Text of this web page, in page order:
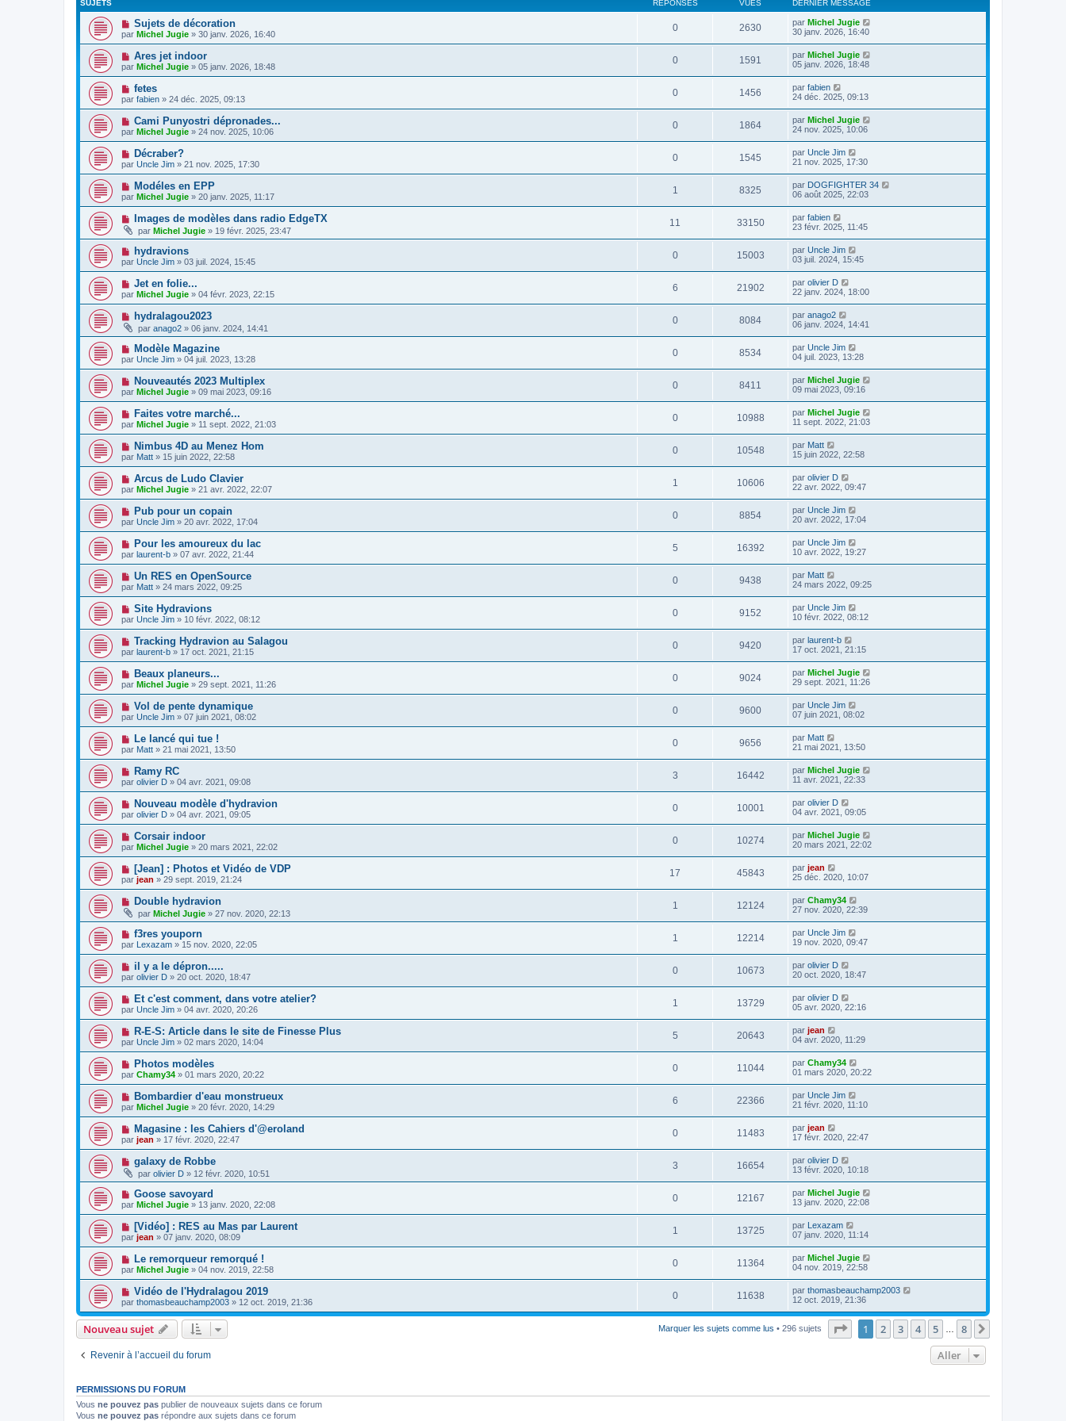
SUJETS RÉPONSES VUES DERNIER MESSAGE
Sujets de décoration
par Michel Jugie » 30 janv. 2026, 16:40
0 2630 par Michel Jugie
30 janv. 2026, 16:40
Ares jet indoor
par Michel Jugie » 05 janv. 2026, 18:48
0 1591 par Michel Jugie
05 janv. 2026, 18:48
fetes
par fabien » 24 déc. 2025, 09:13
0 1456 par fabien
24 déc. 2025, 09:13
Cami Punyostri dépronades...
par Michel Jugie » 24 nov. 2025, 10:06
0 1864 par Michel Jugie
24 nov. 2025, 10:06
Décraber?
par Uncle Jim » 21 nov. 2025, 17:30
0 1545 par Uncle Jim
21 nov. 2025, 17:30
Modéles en EPP
par Michel Jugie » 20 janv. 2025, 11:17
1 8325 par DOGFIGHTER 34
06 août 2025, 22:03
Images de modèles dans radio EdgeTX
par Michel Jugie » 19 févr. 2025, 23:47
11 33150 par fabien
23 févr. 2025, 11:45
hydravions
par Uncle Jim » 03 juil. 2024, 15:45
0 15003 par Uncle Jim
03 juil. 2024, 15:45
Jet en folie...
par Michel Jugie » 04 févr. 2023, 22:15
6 21902 par olivier D
22 janv. 2024, 18:00
hydralagou2023
par anago2 » 06 janv. 2024, 14:41
0 8084 par anago2
06 janv. 2024, 14:41
Modèle Magazine
par Uncle Jim » 04 juil. 2023, 13:28
0 8534 par Uncle Jim
04 juil. 2023, 13:28
Nouveautés 2023 Multiplex
par Michel Jugie » 09 mai 2023, 09:16
0 8411 par Michel Jugie
09 mai 2023, 09:16
Faites votre marché...
par Michel Jugie » 11 sept. 2022, 21:03
0 10988 par Michel Jugie
11 sept. 2022, 21:03
Nimbus 4D au Menez Hom
par Matt » 15 juin 2022, 22:58
0 10548 par Matt
15 juin 2022, 22:58
Arcus de Ludo Clavier
par Michel Jugie » 21 avr. 2022, 22:07
1 10606 par olivier D
22 avr. 2022, 09:47
Pub pour un copain
par Uncle Jim » 20 avr. 2022, 17:04
0 8854 par Uncle Jim
20 avr. 2022, 17:04
Pour les amoureux du lac
par laurent-b » 07 avr. 2022, 21:44
5 16392 par Uncle Jim
10 avr. 2022, 19:27
Un RES en OpenSource
par Matt » 24 mars 2022, 09:25
0 9438 par Matt
24 mars 2022, 09:25
Site Hydravions
par Uncle Jim » 10 févr. 2022, 08:12
0 9152 par Uncle Jim
10 févr. 2022, 08:12
Tracking Hydravion au Salagou
par laurent-b » 17 oct. 2021, 21:15
0 9420 par laurent-b
17 oct. 2021, 21:15
Beaux planeurs...
par Michel Jugie » 29 sept. 2021, 11:26
0 9024 par Michel Jugie
29 sept. 2021, 11:26
Vol de pente dynamique
par Uncle Jim » 07 juin 2021, 08:02
0 9600 par Uncle Jim
07 juin 2021, 08:02
Le lancé qui tue !
par Matt » 21 mai 2021, 13:50
0 9656 par Matt
21 mai 2021, 13:50
Ramy RC
par olivier D » 04 avr. 2021, 09:08
3 16442 par Michel Jugie
11 avr. 2021, 22:33
Nouveau modèle d'hydravion
par olivier D » 04 avr. 2021, 09:05
0 10001 par olivier D
04 avr. 2021, 09:05
Corsair indoor
par Michel Jugie » 20 mars 2021, 22:02
0 10274 par Michel Jugie
20 mars 2021, 22:02
[Jean] : Photos et Vidéo de VDP
par jean » 29 sept. 2019, 21:24
17 45843 par jean
25 déc. 2020, 10:07
Double hydravion
par Michel Jugie » 27 nov. 2020, 22:13
1 12124 par Chamy34
27 nov. 2020, 22:39
f3res youporn
par Lexazam » 15 nov. 2020, 22:05
1 12214 par Uncle Jim
19 nov. 2020, 09:47
il y a le dépron.....
par olivier D » 20 oct. 2020, 18:47
0 10673 par olivier D
20 oct. 2020, 18:47
Et c'est comment, dans votre atelier?
par Uncle Jim » 04 avr. 2020, 20:26
1 13729 par olivier D
05 avr. 2020, 22:16
R-E-S: Article dans le site de Finesse Plus
par Uncle Jim » 02 mars 2020, 14:04
5 20643 par jean
04 avr. 2020, 11:29
Photos modèles
par Chamy34 » 01 mars 2020, 20:22
0 11044 par Chamy34
01 mars 2020, 20:22
Bombardier d'eau monstrueux
par Michel Jugie » 20 févr. 2020, 14:29
6 22366 par Uncle Jim
21 févr. 2020, 11:10
Magasine : les Cahiers d'@eroland
par jean » 17 févr. 2020, 22:47
0 11483 par jean
17 févr. 2020, 22:47
galaxy de Robbe
par olivier D » 12 févr. 2020, 10:51
3 16654 par olivier D
13 févr. 2020, 10:18
Goose savoyard
par Michel Jugie » 13 janv. 2020, 22:08
0 12167 par Michel Jugie
13 janv. 2020, 22:08
[Vidéo] : RES au Mas par Laurent
par jean » 07 janv. 2020, 08:09
1 13725 par Lexazam
07 janv. 2020, 11:14
Le remorqueur remorqué !
par Michel Jugie » 04 nov. 2019, 22:58
0 11364 par Michel Jugie
04 nov. 2019, 22:58
Vidéo de l'Hydralagou 2019
par thomasbeauchamp2003 » 12 oct. 2019, 21:36
0 11638 par thomasbeauchamp2003
12 oct. 2019, 21:36
Nouveau sujet Marquer les sujets comme lus • 296 sujets Page sur8
1 2 3 4 5 8
Revenir à l’accueil du forum Aller
PERMISSIONS DU FORUM
Vous ne pouvez pas publier de nouveaux sujets dans ce forum
Vous ne pouvez pas répondre aux sujets dans ce forum